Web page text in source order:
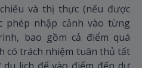
và thị thực (nếu được
phép nhập cảnh vào từng
bao gồm cả điểm quá
có trách nhiệm tuân thủ tất